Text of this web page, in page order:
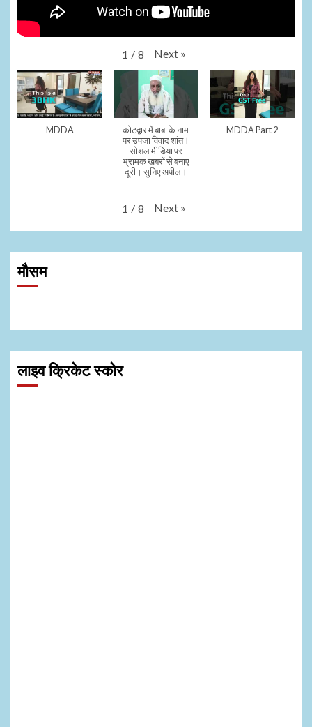
1 / 8 Next »
MDDA
कोटद्वार में बाबा के नाम
पर उपजा विवाद शांत।
सोशल मीडिया पर
भ्रामक खबरों से बनाए
दूरी। सुनिए अपील।
MDDA Part 2
1 / 8 Next »
मौसम
लाइव क्रिकेट स्कोर